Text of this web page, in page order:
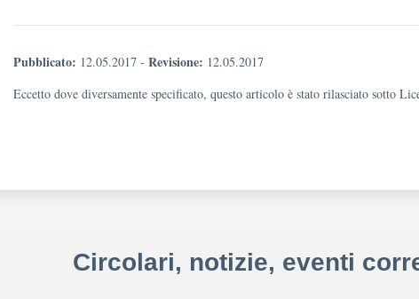
Pubblicato: 12.05.2017 - Revisione: 12.05.2017
Eccetto dove diversamente specificato, questo articolo è stato rilasciato sotto
Circolari, notizie, eventi